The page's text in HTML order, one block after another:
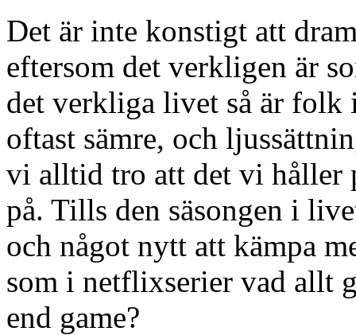
Det är inte konstigt att
eftersom det verkligen är
det verkliga livet så är folk
oftast sämre, och
vi alltid tro att det vi håller
på. Tills den säsongen i
och något nytt att kämpa
som i netflixserier vad allt
end game?